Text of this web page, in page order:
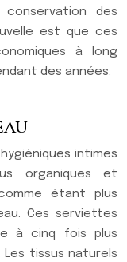
des
est que ces
à long
des années.
intimes
organiques et
étant plus
Ces serviettes
à cinq fois plus
tissus naturels